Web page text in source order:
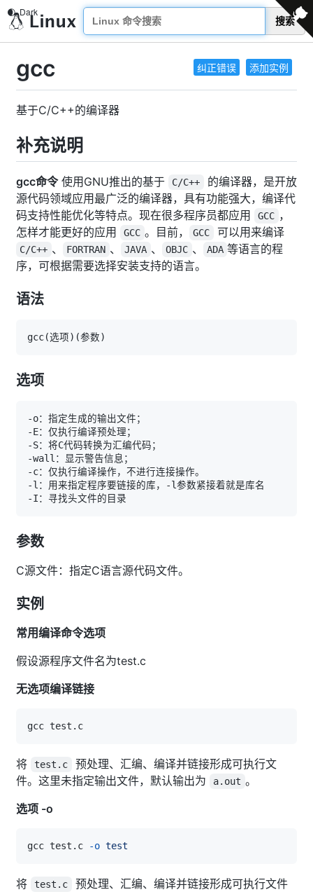
搜索
纠正错误 添加实例
gcc
基于C/C++的编译器
补充说明
gcc命令使用GNU推出的基于 C/C++
的编译器，是开放
源代码领域应用最广泛的编译器，具有功能强大，编译代
码支持性能优化等特点。现在很多程序员都应用
GCC ，
怎样才能更好的应用
GCC 。目前， GCC 可以用来编译
C/C++ 、 FORTRAN 、 JAVA 、 OBJC 、 ADA 等语言的程
序，可根据需要选择安装支持的语言。
语法
gcc(选项) (参数)
选项
参数
C源文件：指定C语言源代码文件。
实例
常用编译命令选项
假设源程序文件名为test.c
无选项编译链接
将 test.c
预处理、汇编、编译并链接形成可执行文
件。这里未指定输出文件，默认输出为
a.out 。
选项 -o
gcc test.c -o test
将 test.c 预处理、汇编、编译并链接形成可执行文件